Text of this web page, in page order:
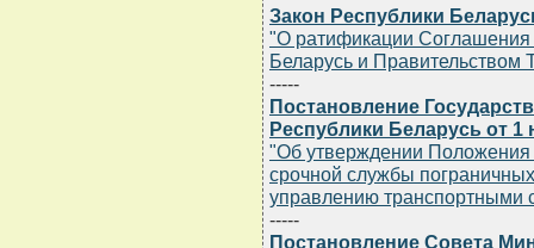
Закон Республики
"О ратификации Соглашения
Беларусь и
-----
Постановление
Республики Беларусь от 1
"Об утверждении Положения
срочной службы
управлению транспортными
-----
Постановление Совета